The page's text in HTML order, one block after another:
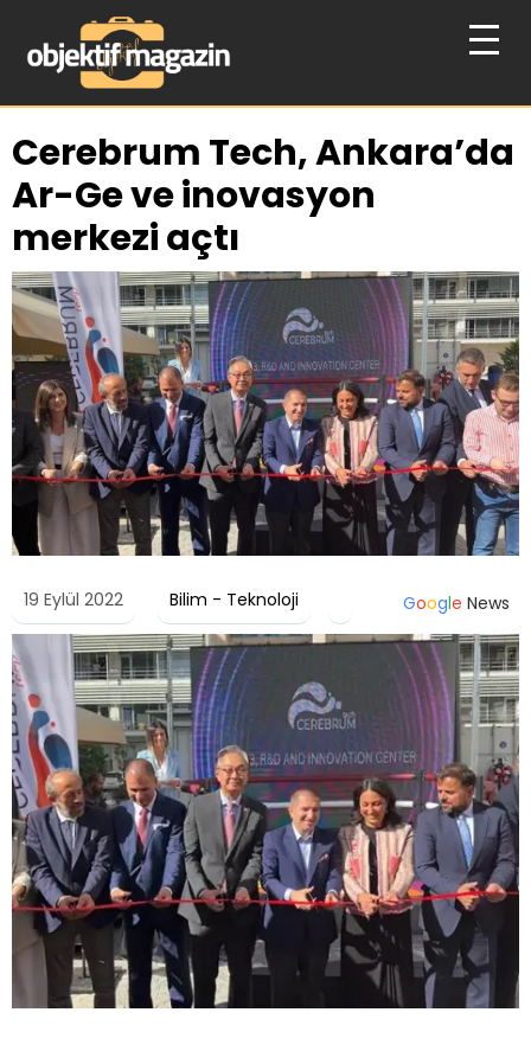
Cerebrum Tech, Ankara’da
Ar-Ge ve inovasyon
merkezi açtı
19 Eylül 2022 Bilim - Teknoloji Google News